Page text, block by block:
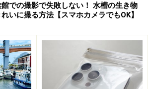
るにも、フラッシュの使用の有無に
雰囲気が大きく変わります。
てもらうとその違いは歴然です。フ
での撮影で失敗しない！ 水槽の生き物
いに撮る方法【スマホカメラでもOK】